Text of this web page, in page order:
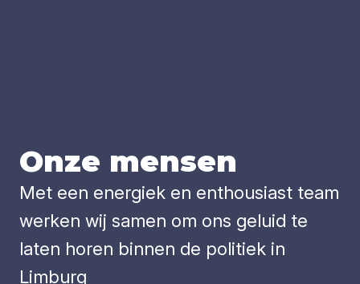
Onze men­sen
Met een energiek en enthousiast team
werken wij samen om ons geluid te
laten horen binnen de politiek in
Limburg